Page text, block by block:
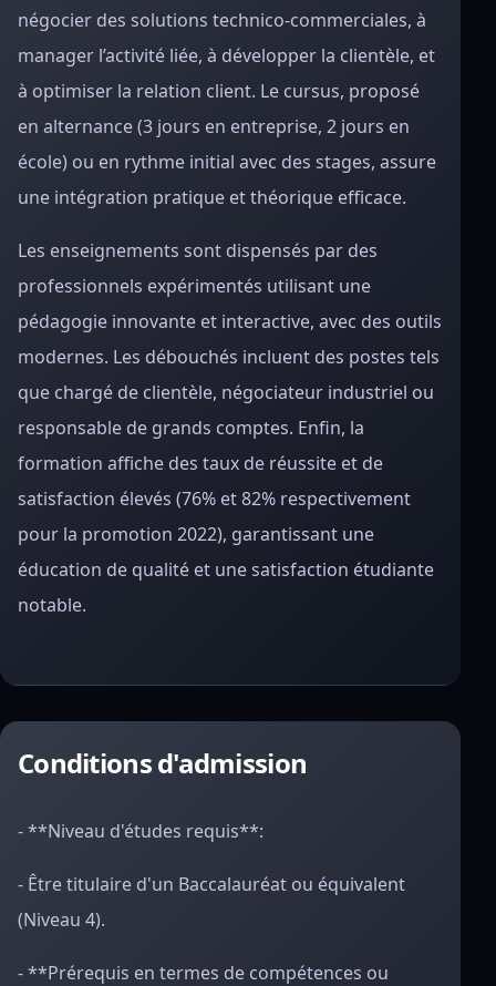
négocier des solutions technico-commerciales, à
manager l’activité liée, à développer la clientèle, et
à optimiser la relation client. Le cursus, proposé
en alternance (3 jours en entreprise, 2 jours en
école) ou en rythme initial avec des stages, assure
une intégration pratique et théorique efficace.
Les enseignements sont dispensés par des
professionnels expérimentés utilisant une
pédagogie innovante et interactive, avec des outils
modernes. Les débouchés incluent des postes tels
que chargé de clientèle, négociateur industriel ou
responsable de grands comptes. Enfin, la
formation affiche des taux de réussite et de
satisfaction élevés (76% et 82% respectivement
pour la promotion 2022), garantissant une
éducation de qualité et une satisfaction étudiante
notable.
Conditions d'admission
- **Niveau d'études requis**:
- Être titulaire d'un Baccalauréat ou équivalent
(Niveau 4).
- **Prérequis en termes de compétences ou